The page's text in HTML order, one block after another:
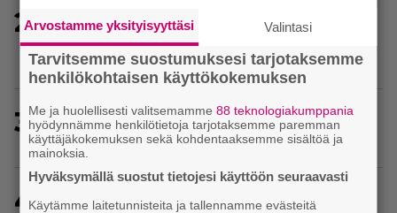
2
Uutta PS5-pulmahyppelyä kuvaillaan
ensimmäiseksi peliksi, joka on suunniteltu täysin
DualSense-ohjaimen kosketuslevyn ympärille
3
Crimson Desert sai suurpäivityksen – uudistaa
kaupankäyntiä pelimaailmassa
4
Ghost Recon 25 vuotta: nappaa nyt ilmaiseksi
Arvostamme yksityisyyttäsi Valintasi
Tarvitsemme suostumuksesi tarjotaksemme
henkilökohtaisen käyttökokemuksen
Me ja huolellisesti valitsemamme88 teknologiakumppania
hyödynnämme henkilötietoja tarjotaksemme paremman
käyttäjäkokemuksen sekä kohdentaaksemme sisältöä ja
mainoksia.
Hyväksymällä suostut tietojesi käyttöön seuraavasti
Käytämme laitetunnisteita ja tallennamme evästeitä